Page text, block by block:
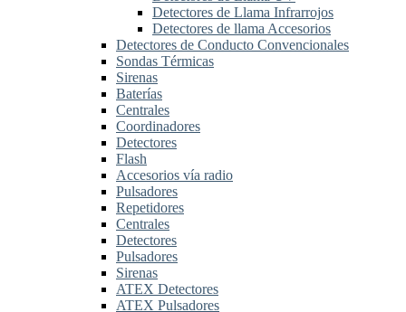
Detectores de Llama Infrarrojos
Detectores de llama Accesorios
Detectores de Conducto Convencionales
Sondas Térmicas
Sirenas
Baterías
Centrales
Coordinadores
Detectores
Flash
Accesorios vía radio
Pulsadores
Repetidores
Centrales
Detectores
Pulsadores
Sirenas
ATEX Detectores
ATEX Pulsadores